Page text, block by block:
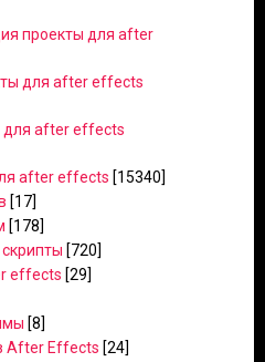
проекты для after
для after effects
after effects
after effects [15340]
[17]
[178]
[720]
effects [29]
[8]
After Effects [24]